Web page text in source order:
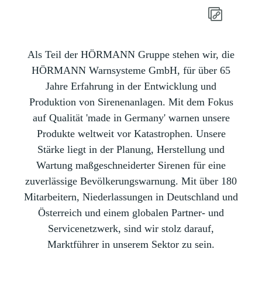
Als Teil der HÖRMANN Gruppe stehen wir, die
HÖRMANN Warnsysteme GmbH, für über 65
Jahre Erfahrung in der Entwicklung und
Produktion von Sirenenanlagen. Mit dem Fokus
auf Qualität 'made in Germany' warnen unsere
Produkte weltweit vor Katastrophen. Unsere
Stärke liegt in der Planung, Herstellung und
Wartung maßgeschneiderter Sirenen für eine
zuverlässige Bevölkerungswarnung. Mit über 180
Mitarbeitern, Niederlassungen in Deutschland und
Österreich und einem globalen Partner- und
Servicenetzwerk, sind wir stolz darauf,
Marktführer in unserem Sektor zu sein.